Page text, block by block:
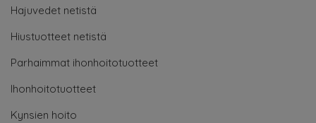
Hajuvedet netistä
Hiustuotteet netistä
Parhaimmat ihonhoitotuotteet
Ihonhoitotuotteet
Kynsien hoito